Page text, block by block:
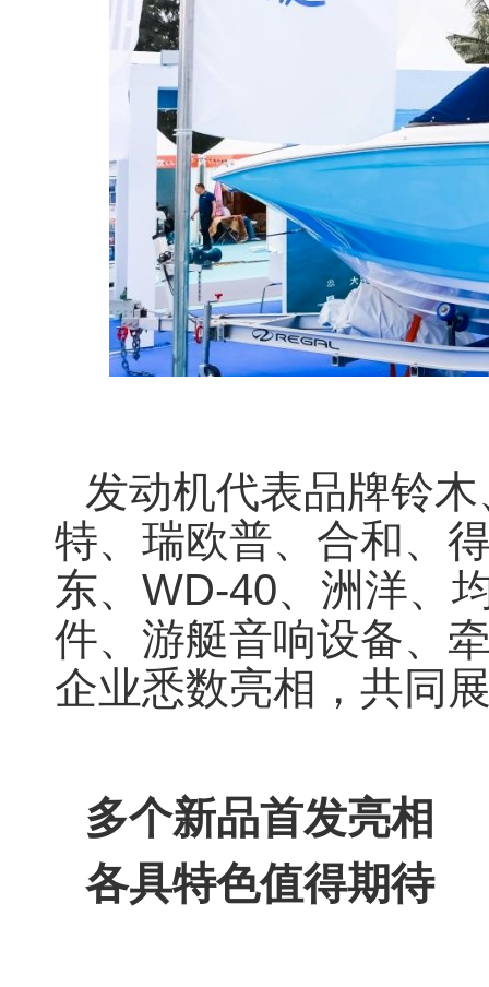
发动机代表品牌铃
特、瑞欧普、合和、
东、WD-40、洲洋、
件、游艇音响设备、
企业悉数亮相，共同
多个新品首发亮相
各具特色值得期待